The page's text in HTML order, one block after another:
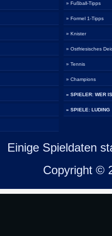
» Fußball-Tipps
» Formel 1-Tipps
» Knister
» Ostfriesisches
» Tennis
» Champions
» SPIELER: WER
» SPIELE: LUDING
Einige Spieldaten
Copyright ©